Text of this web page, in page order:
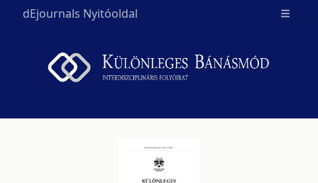
dEjournals Nyitóoldal Open